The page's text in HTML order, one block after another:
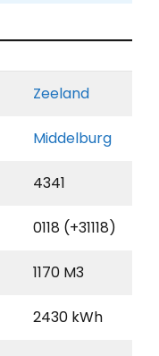
Zeeland
Middelburg
4341
0118 (+31118)
1170 M3
2430 kWh